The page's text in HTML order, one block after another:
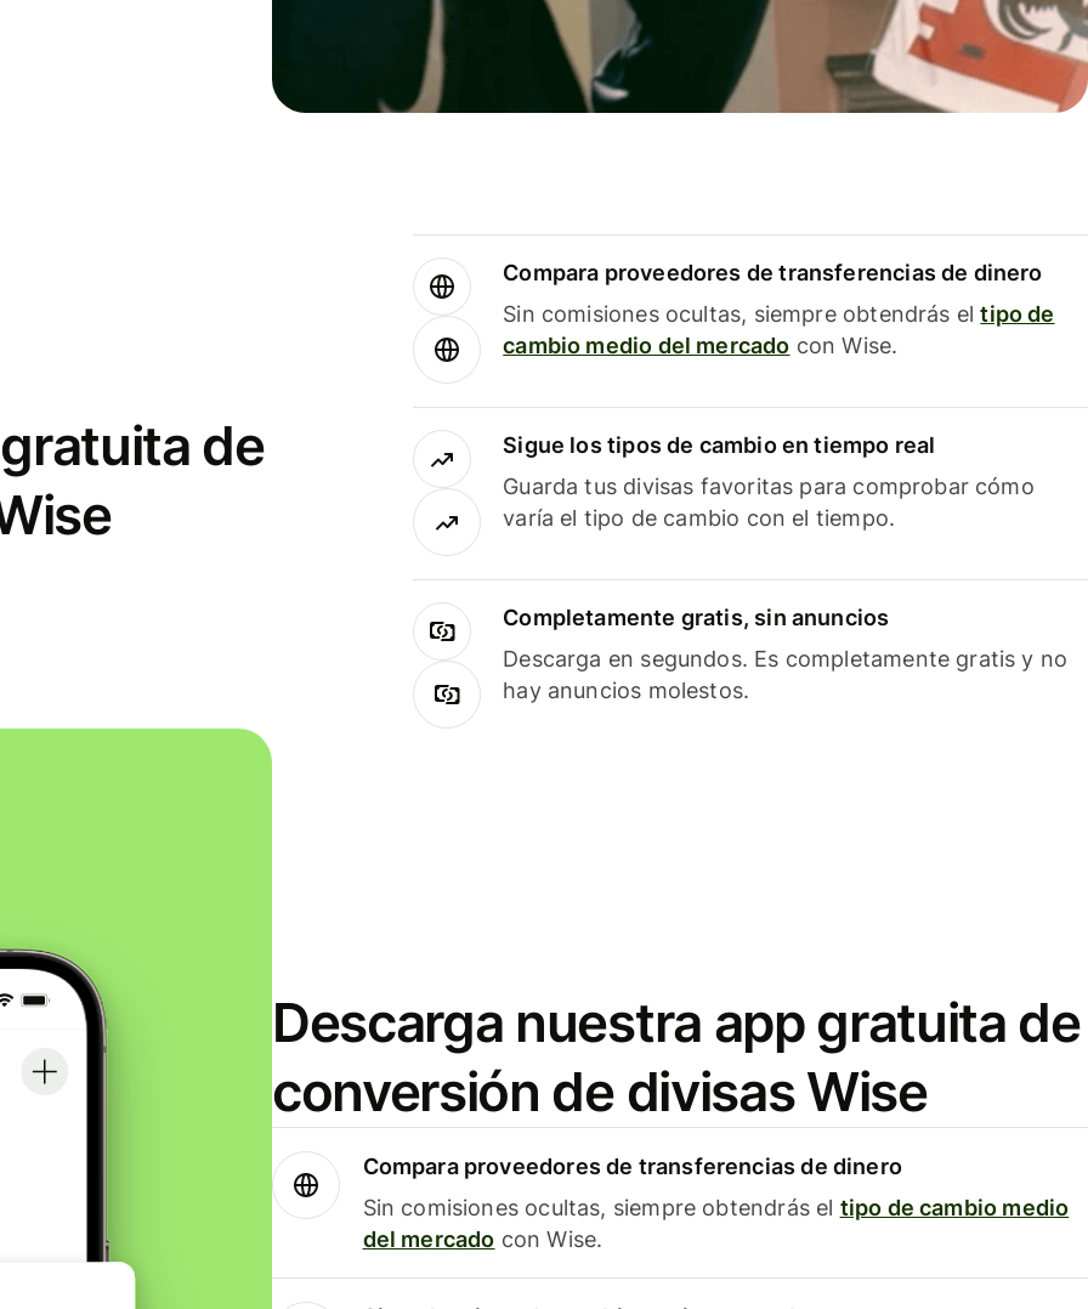
de
Compara proveedores de transferencias de dinero
Sin comisiones ocultas, siempre obtendrás eltipo de
cambio medio del mercado con Wise.
Sigue los tipos de cambio en tiempo real
Guarda tus divisas favoritas para comprobar cómo
varía el tipo de cambio con el tiempo.
Completamente gratis, sin anuncios
Descarga en segundos. Es completamente gratis y no
hay anuncios molestos.
Descarga nuestra app gratuita de
conversión de divisas Wise
Compara proveedores de transferencias de dinero
Sin comisiones ocultas, siempre obtendrás el tipo de cambio medio
del mercado con Wise.